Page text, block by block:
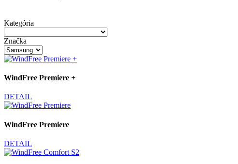
Kategória
Značka
WindFree Premiere +
DETAIL
WindFree Premiere
DETAIL